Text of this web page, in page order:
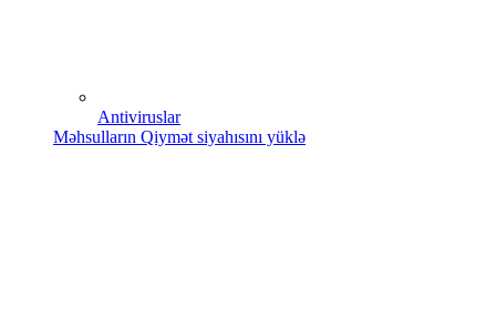
Antiviruslar
Məhsulların Qiymət siyahısını yüklə